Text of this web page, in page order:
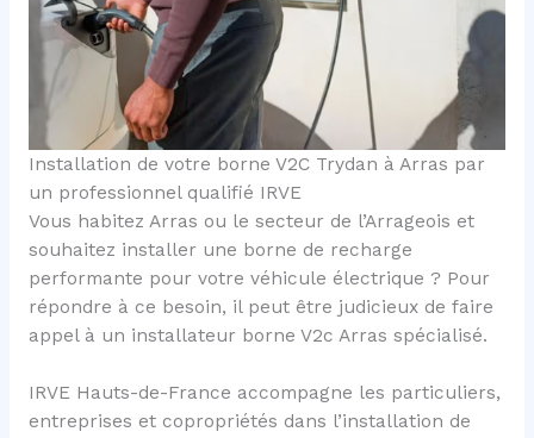
Installation de votre borne V2C Trydan à Arras par
un professionnel qualifié IRVE
Vous habitez Arras ou le secteur de l’Arrageois et
souhaitez installer une borne de recharge
performante pour votre véhicule électrique ? Pour
répondre à ce besoin, il peut être judicieux de faire
appel à un installateur borne V2c Arras spécialisé.
IRVE Hauts-de-France accompagne les particuliers,
entreprises et copropriétés dans l’installation de